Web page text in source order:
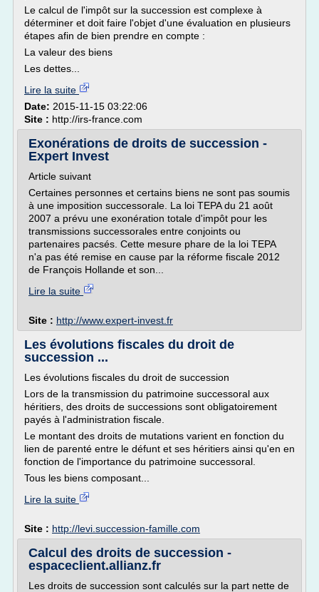
Le calcul de l'impôt sur la succession est complexe à
déterminer et doit faire l'objet d'une évaluation en plusieurs
étapes afin de bien prendre en compte :
La valeur des biens
Les dettes...
Lire la suite
Date: 2015-11-15 03:22:06
Site : http://irs-france.com
Exonérations de droits de succession -
Expert Invest
Article suivant
Certaines personnes et certains biens ne sont pas soumis
à une imposition successorale. La loi TEPA du 21 août
2007 a prévu une exonération totale d'impôt pour les
transmissions successorales entre conjoints ou
partenaires pacsés. Cette mesure phare de la loi TEPA
n'a pas été remise en cause par la réforme fiscale 2012
de François Hollande et son...
Lire la suite
Site : http://www.expert-invest.fr
Les évolutions fiscales du droit de
succession ...
Les évolutions fiscales du droit de succession
Lors de la transmission du patrimoine successoral aux
héritiers, des droits de successions sont obligatoirement
payés à l'administration fiscale.
Le montant des droits de mutations varient en fonction du
lien de parenté entre le défunt et ses héritiers ainsi qu'en en
fonction de l'importance du patrimoine successoral.
Tous les biens composant...
Lire la suite
Site : http://levi.succession-famille.com
Calcul des droits de succession -
espaceclient.allianz.fr
Les droits de succession sont calculés sur la part nette de